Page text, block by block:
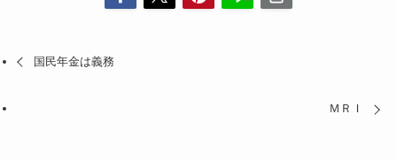
国民年金は義務
ＭＲＩ